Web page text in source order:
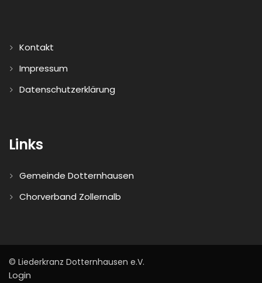
Kontakt
Impressum
Datenschutzerklärung
Links
Gemeinde Dotternhausen
Chorverband Zollernalb
© Liederkranz Dotternhausen e.V.
Login